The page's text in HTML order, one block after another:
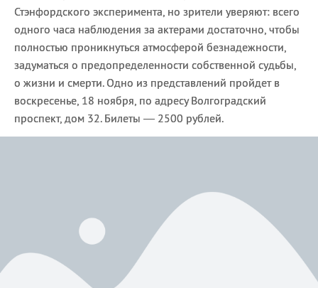
Стэнфордского эксперимента, но зрители уверяют: всего
одного часа наблюдения за актерами достаточно, чтобы
полностью проникнуться атмосферой безнадежности,
задуматься о предопределенности собственной судьбы,
о жизни и смерти. Одно из представлений пройдет в
воскресенье, 18 ноября, по адресу Волгоградский
проспект, дом 32. Билеты — 2500 рублей.